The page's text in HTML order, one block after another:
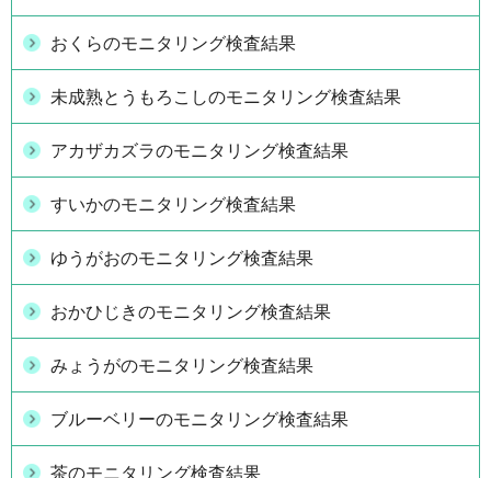
おくらのモニタリング検査結果
未成熟とうもろこしのモニタリング検査結果
アカザカズラのモニタリング検査結果
すいかのモニタリング検査結果
ゆうがおのモニタリング検査結果
おかひじきのモニタリング検査結果
みょうがのモニタリング検査結果
ブルーベリーのモニタリング検査結果
茶のモニタリング検査結果